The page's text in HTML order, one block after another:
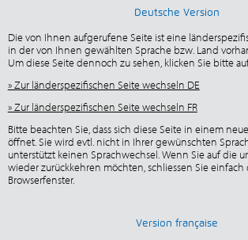
Deutsche Version
Die von Ihnen aufgerufene Seite ist eine
in der von Ihnen gewählten Sprache bzw. Land
Um diese Seite dennoch zu sehen, klicken Sie bitte
» Zur länderspezifischen Seite wechseln DE
» Zur länderspezifischen Seite wechseln FR
Bitte beachten Sie, dass sich diese Seite in einem
öffnet. Sie wird evtl. nicht in Ihrer gewünschten
unterstützt keinen Sprachwechsel. Wenn Sie auf die
wieder zurückkehren möchten, schliessen Sie
Browserfenster.
Version française